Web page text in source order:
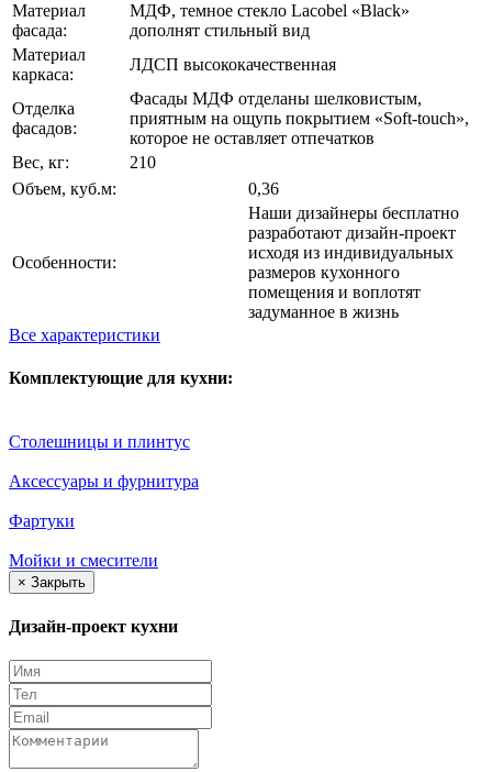
Материал
фасада:
МДФ, темное стекло Lacobel «Black»
дополнят стильный вид
Материал
каркаса:
ЛДСП высококачественная
Отделка
фасадов:
Фасады МДФ отделаны шелковистым,
приятным на ощупь покрытием «Soft-touch»,
которое не оставляет отпечатков
Вес, кг:
210
Объем, куб.м:
0,36
Особенности:
Наши дизайнеры бесплатно
разработают дизайн-проект
исходя из индивидуальных
размеров кухонного
помещения и воплотят
задуманное в жизнь
Все характеристики
Комплектующие для кухни:
Столешницы и плинтус
Аксессуары и фурнитура
Фартуки
Мойки и смесители
× Закрыть
Дизайн-проект кухни